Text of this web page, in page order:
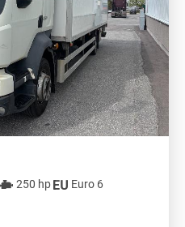
250 hp
Euro 6